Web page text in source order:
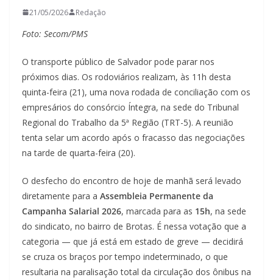
21/05/2026 Redação
Foto: Secom/PMS
O transporte público de Salvador pode parar nos
próximos dias. Os rodoviários realizam, às 11h desta
quinta-feira (21), uma nova rodada de conciliação com os
empresários do consórcio Íntegra, na sede do Tribunal
Regional do Trabalho da 5ª Região (TRT-5). A reunião
tenta selar um acordo após o fracasso das negociações
na tarde de quarta-feira (20).
O desfecho do encontro de hoje de manhã será levado
diretamente para a Assembleia Permanente da
Campanha Salarial 2026, marcada para as 15h, na sede
do sindicato, no bairro de Brotas. É nessa votação que a
categoria — que já está em estado de greve — decidirá
se cruza os braços por tempo indeterminado, o que
resultaria na paralisação total da circulação dos ônibus na